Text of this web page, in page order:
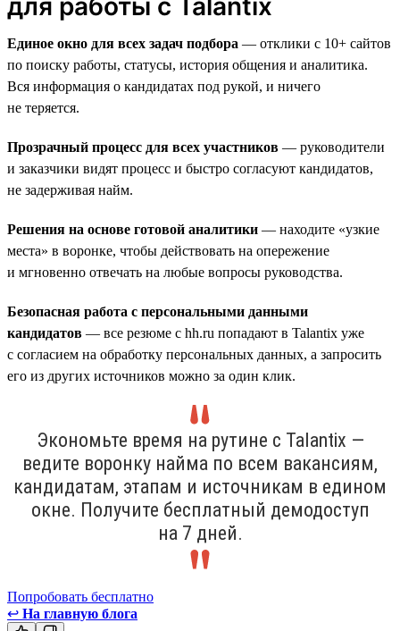
для работы с Talantix
Единое окно для всех задач подбора — отклики с 10+ сайтов
по поиску работы, статусы, история общения и аналитика.
Вся информация о кандидатах под рукой, и ничего
не теряется.
Прозрачный процесс для всех участников — руководители
и заказчики видят процесс и быстро согласуют кандидатов,
не задерживая найм.
Решения на основе готовой аналитики — находите «узкие
места» в воронке, чтобы действовать на опережение
и мгновенно отвечать на любые вопросы руководства.
Безопасная работа с персональными данными
кандидатов — все резюме с hh.ru попадают в Talantix уже
с согласием на обработку персональных данных, а запросить
его из других источников можно за один клик.
Экономьте время на рутине с Talantix —
ведите воронку найма по всем вакансиям,
кандидатам, этапам и источникам в едином
окне. Получите бесплатный демодоступ
на 7 дней.
Попробовать бесплатно
↩ На главную блога